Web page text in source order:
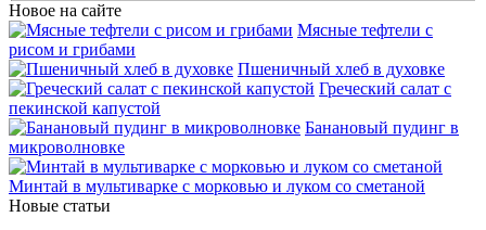
Новое на сайте
Мясные тефтели с
рисом и грибами
Пшеничный хлеб в духовке
Греческий салат с
пекинской капустой
Банановый пудинг в
микроволновке
Минтай в мультиварке с морковью и луком со сметаной
Новые статьи